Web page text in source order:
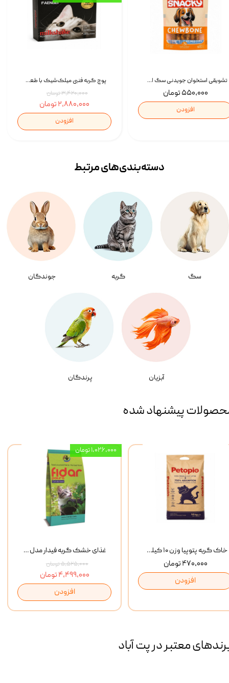
پوچ گربه فنبی میلک‌شیک با طعم مرغ Faenbei Cat Milk Shake Pouch بسته 12 عددی
۳,۴۲۰,۰۰۰ تومان
۲,۸۸۰,۰۰۰ تومان
افزودن
تشویقی استخوان جویدنی سگ اسنکی کرانچی با طعم مرغ Snacky Crunchy Munchy وزن 100 گرم
۵۵۰,۰۰۰ تومان
افزودن
سگ گربه جوندگان
آبزیان پرندگان
دسته‌بندی‌‌های مرتبط
پیشنهاد شده
غذای خشک گربه فیدار مدل Adult وزن 10 کیلوگرم
۵,۵۲۵,۰۰۰ تومان
۴,۴۹۹,۰۰۰ تومان
افزودن
۱,۰۲۶,۰۰۰ تومان
خاک گربه پتوپیا وزن ۱۰ کیلوگرم
۴۷۰,۰۰۰ تومان
افزودن
معتبر در پت آباد